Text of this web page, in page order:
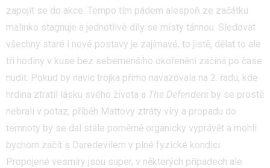
zapojit se do akce. Tempo tím pádem alespoň ze začátku
malinko stagnuje a jednotlivé díly se místy táhnou. Sledovat
všechny staré i nové postavy je zajímavé, to jistě, dělat to ale
tři hodiny v kuse bez sebemenšího okořenění začíná po čase
nudit. Pokud by navíc trojka přímo navazovala na 2. řadu, kde
hrdina ztratil lásku svého života a The Defenders by se prostě
nebrali v potaz, příběh Mattovy ztráty víry a propadu do
temnoty by se dal stále poměrně organicky vyprávět a mohli
bychom začít s Daredevilem v plné fyzické kondici.
Propojené vesmíry jsou super, v některých případech ale